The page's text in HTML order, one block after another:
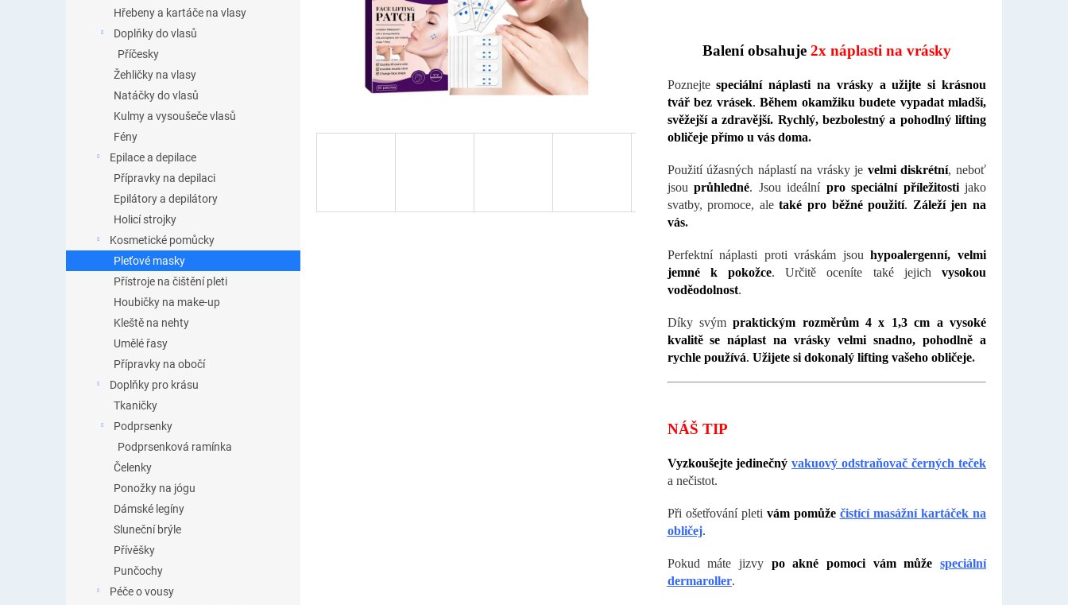
Hřebeny a kartáče na vlasy
Doplňky do vlasů
Příčesky
Žehličky na vlasy
Natáčky do vlasů
Kulmy a vysoušeče vlasů
Fény
Epilace a depilace
Přípravky na depilaci
Epilátory a depilátory
Holicí strojky
Kosmetické pomůcky
Pleťové masky
Přístroje na čištění pleti
Houbičky na make-up
Kleště na nehty
Umělé řasy
Přípravky na obočí
Doplňky pro krásu
Tkaničky
Podprsenky
Podprsenková ramínka
Čelenky
Ponožky na jógu
Dámské legíny
Sluneční brýle
Přívěšky
Punčochy
Péče o vousy
Balení obsahuje 2x náplasti na vrásky
Poznejtespeciální náplasti na vrásky a užijte si krásnou
tvář bez vrásek. Během okamžiku budete vypadat mladší,
svěžejší a zdravější. Rychlý, bezbolestný a pohodlný lifting
obličeje přímo u vás doma.
Použití úžasných náplastí na vrásky je velmi diskrétní, neboť
jsou průhledné. Jsou ideální pro speciální příležitostijako
svatby, promoce, aletaké pro běžné použití. Záleží jen na
vás.
Perfektní náplasti proti vráskám jsou hypoalergenní, velmi
jemné k pokožce. Určitě oceníte také jejichvysokou
voděodolnost.
Díky svýmpraktickým rozměrům 4 x 1,3 cm a vysoké
kvalitě se náplast na vrásky velmi snadno, pohodlně a
rychle používá. Užijete si dokonalý lifting vašeho obličeje.
NÁŠ TIP
Vyzkoušejte jedinečný vakuový odstraňovač černých teček
a nečistot.
Při ošetřování pleti vám pomůže čistící masážní kartáček na
obličej.
Pokud máte jizvy po akné pomoci vám může speciální
dermaroller.